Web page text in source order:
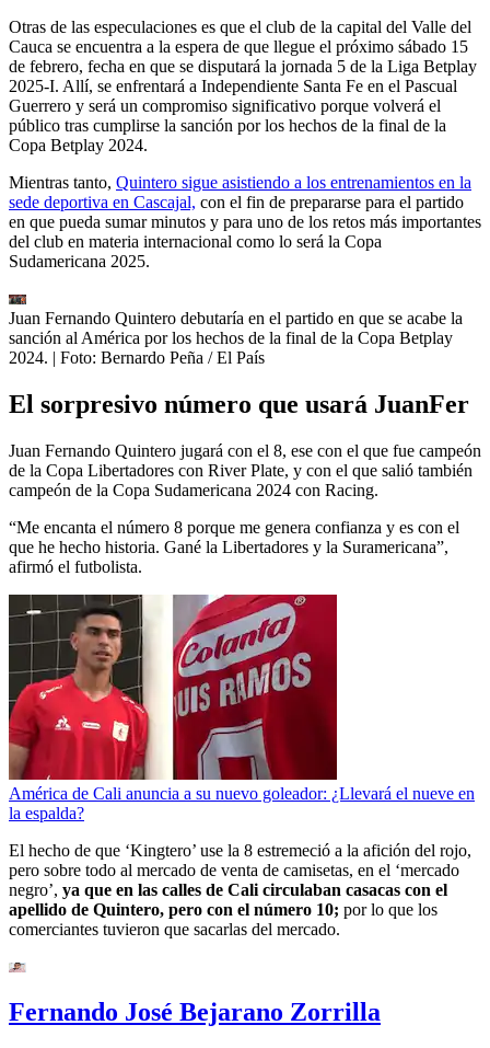
Otras de las especulaciones es que el club de la capital del Valle del
Cauca se encuentra a la espera de que llegue el próximo sábado 15
de febrero, fecha en que se disputará la jornada 5 de la Liga Betplay
2025-I. Allí, se enfrentará a Independiente Santa Fe en el Pascual
Guerrero y será un compromiso significativo porque volverá el
público tras cumplirse la sanción por los hechos de la final de la
Copa Betplay 2024.
Mientras tanto, Quintero sigue asistiendo a los entrenamientos en la
sede deportiva en Cascajal, con el fin de prepararse para el partido
en que pueda sumar minutos y para uno de los retos más importantes
del club en materia internacional como lo será la Copa
Sudamericana 2025.
Juan Fernando Quintero debutaría en el partido en que se acabe la
sanción al América por los hechos de la final de la Copa Betplay
2024. | Foto: Bernardo Peña / El País
El sorpresivo número que usará JuanFer
Juan Fernando Quintero jugará con el 8, ese con el que fue campeón
de la Copa Libertadores con River Plate, y con el que salió también
campeón de la Copa Sudamericana 2024 con Racing.
“Me encanta el número 8 porque me genera confianza y es con el
que he hecho historia. Gané la Libertadores y la Suramericana”,
afirmó el futbolista.
América de Cali anuncia a su nuevo goleador: ¿Llevará el nueve en
la espalda?
El hecho de que ‘Kingtero’ use la 8 estremeció a la afición del rojo,
pero sobre todo al mercado de venta de camisetas, en el ‘mercado
negro’, ya que en las calles de Cali circulaban casacas con el
apellido de Quintero, pero con el número 10; por lo que los
comerciantes tuvieron que sacarlas del mercado.
Fernando José Bejarano Zorrilla